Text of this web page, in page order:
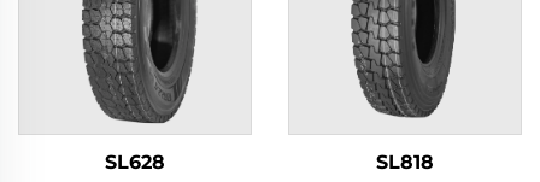
SL628 SL818